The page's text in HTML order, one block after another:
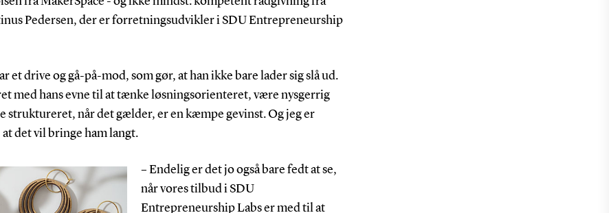
Pedersen, der er forretningsudvikler i SDU Entrepreneurship
et drive og gå-på-mod, som gør, at han ikke bare lader sig slå ud.
med hans evne til at tænke løsningsorienteret, være nysgerrig
struktureret, når det gælder, er en kæmpe gevinst. Og jeg er
at det vil bringe ham langt.
– Endelig er det jo også bare fedt at se,
når vores tilbud i SDU
Entrepreneurship Labs er med til at